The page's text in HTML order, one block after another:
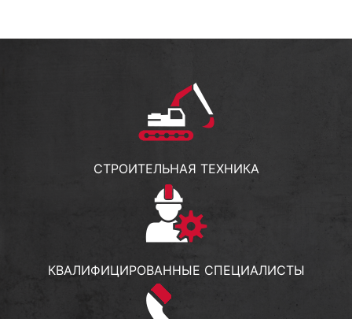
СТРОИТЕЛЬНАЯ ТЕХНИКА
КВАЛИФИЦИРОВАННЫЕ СПЕЦИАЛИСТЫ